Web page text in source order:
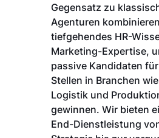
Gegensatz zu
Agenturen
tiefgehendes HR-
Marketing-Expertise,
passive Kandidaten
Stellen in Branchen
Logistik und
gewinnen. Wir bieten
End-Dienstleistung